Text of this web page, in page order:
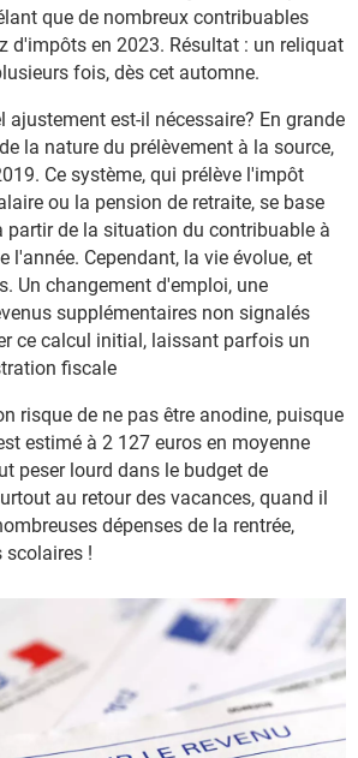
que de nombreux contribuables
d'impôts en 2023. Résultat : un reliquat
fois, dès cet automne.
ajustement est-il nécessaire? En grande
la nature du prélèvement à la source,
Ce système, qui prélève l'impôt
ou la pension de retraite, se base
partir de la situation du contribuable à
l'année. Cependant, la vie évolue, et
Un changement d'emploi, une
supplémentaires non signalés
ce calcul initial, laissant parfois un
fiscale
risque de ne pas être anodine, puisque
estimé à 2 127 euros en moyenne
peser lourd dans le budget de
au retour des vacances, quand il
dépenses de la rentrée,
!